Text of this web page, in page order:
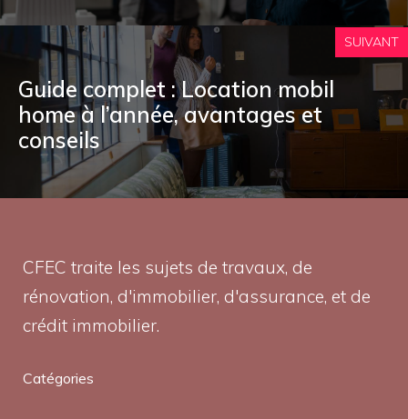
SUIVANT
Guide complet : Location mobil
home à l’année, avantages et
conseils
CFEC traite les sujets de travaux, de
rénovation, d'immobilier, d'assurance, et de
crédit immobilier.
Catégories